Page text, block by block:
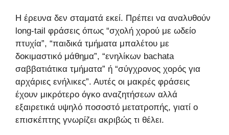
Η έρευνα δεν σταματά εκεί. Πρέπει να αναλυθούν
long-tail φράσεις όπως “σχολή χορού με ωδείο
πτυχία”, “παιδικά τμήματα μπαλέτου με
δοκιμαστικό μάθημα”, “ενηλίκων bachata
σαββατιάτικα τμήματα” ή “σύγχρονος χορός για
αρχάριες ενήλικες”. Αυτές οι μακρές φράσεις
έχουν μικρότερο όγκο αναζητήσεων αλλά
εξαιρετικά υψηλό ποσοστό μετατροπής, γιατί ο
επισκέπτης γνωρίζει ακριβώς τι θέλει.